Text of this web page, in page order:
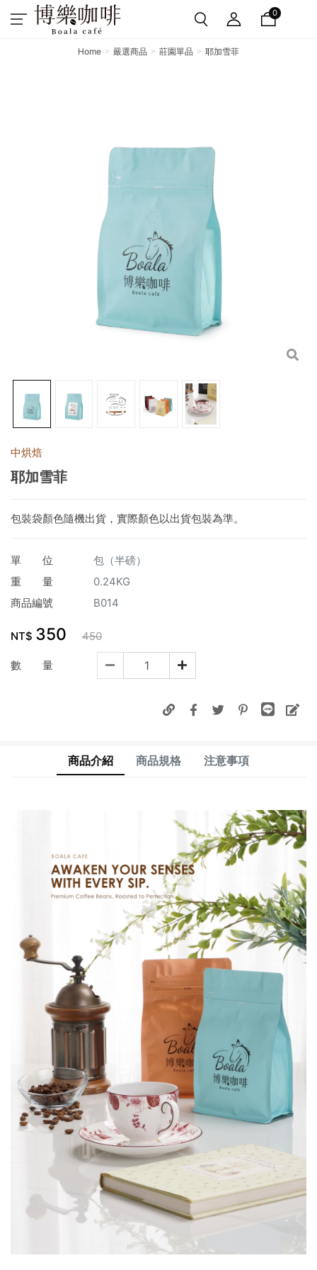
0
Home 嚴選商品 莊園單品 耶加雪菲
中烘焙
耶加雪菲
包裝袋顏色隨機出貨，實際顏色以出貨包裝為準。
單 位
包（半磅）
重 量
0.24KG
商品編號
B014
NT$ 350 450
數 量
商品介紹 商品規格 注意事項